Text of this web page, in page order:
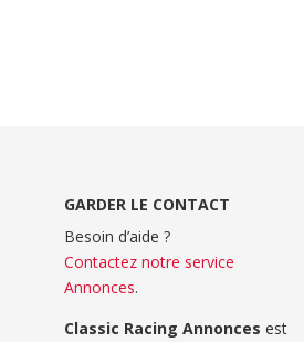
GARDER LE CONTACT
Besoin d’aide ?
Contactez notre service
Annonces.
Classic Racing Annonces est